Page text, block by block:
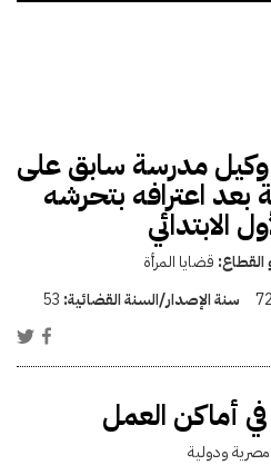
مدرسة سابق على
اعترافه بتحرشه
الابتدائي
القطاع: قضايا المرأة
سنة الإصدار/السنة القضائية: 53
أماكن العمل
مصرية ودولية